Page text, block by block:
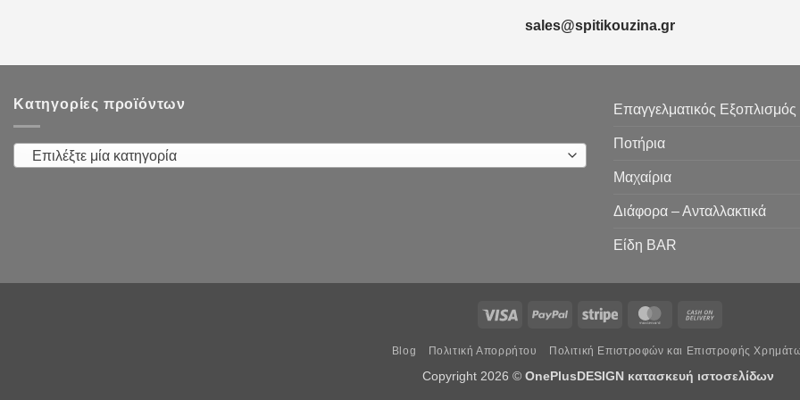
sales@spitikouzina.gr
Κατηγορίες προϊόντων
Επιλέξτε μία κατηγορία
Επαγγελματικός Εξοπλισμός
Ποτήρια
Μαχαίρια
Διάφορα – Ανταλλακτικά
Είδη ΒAR
Visa PayPal Stripe MasterCard
Delivery
Blog Πολιτική Απορρήτου Πολιτική Επιστροφών και Επιστροφής
Copyright 2026 © OnePlusDESIGN κατασκευή ιστοσελίδων